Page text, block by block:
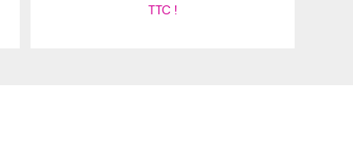
TTC !